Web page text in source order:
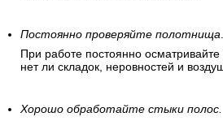
Постоянно проверяйте полотнища.
При работе постоянно
нет ли складок, неровностей и
Хорошо обработайте стыки полос.